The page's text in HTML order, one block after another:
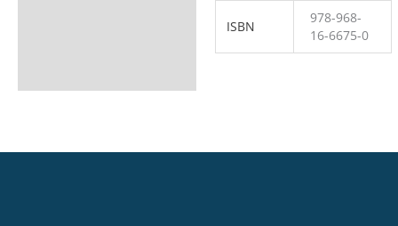
ISBN
978-968-
16-6675-0